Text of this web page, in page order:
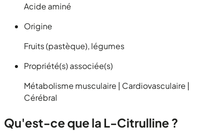
Acide aminé
Origine
Fruits (pastèque), légumes
Propriété(s) associée(s)
Métabolisme musculaire | Cardiovasculaire |
Cérébral
Qu'est-ce que la L-Citrulline ?